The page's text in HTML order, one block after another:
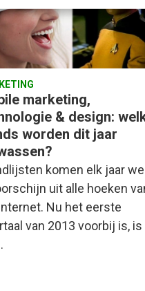
marketing,
& design:
worden dit jaar
komen elk jaar
uit alle hoeken
Nu het eerste
van 2013 voorbij is, is